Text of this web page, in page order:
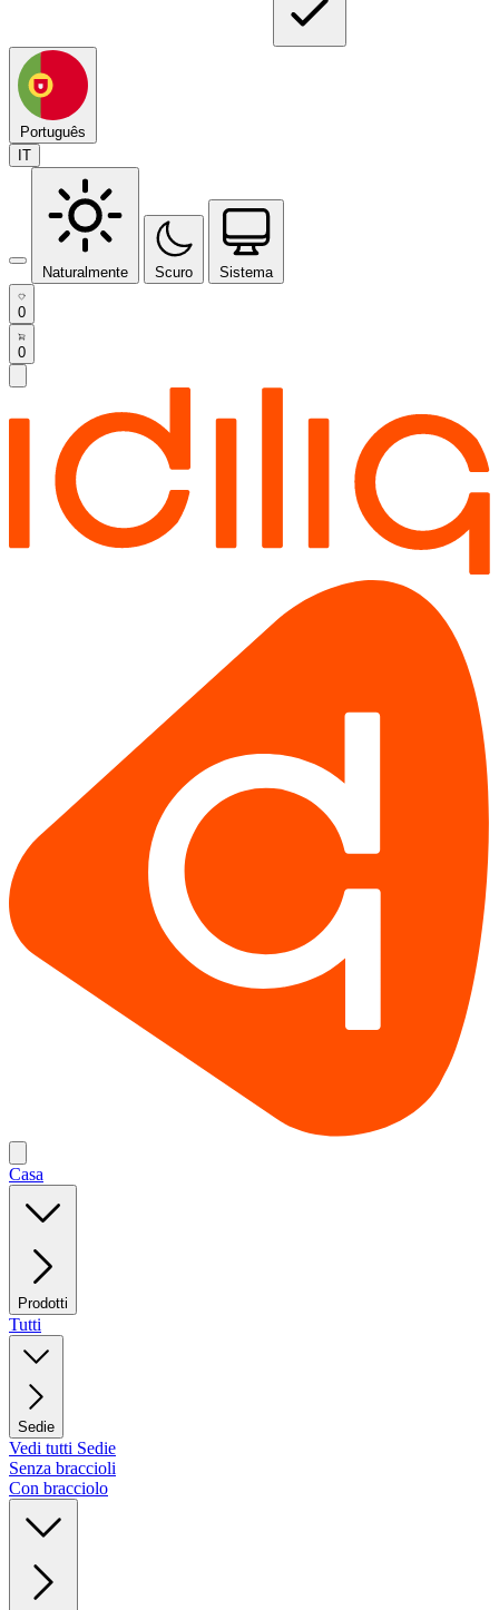
Português
IT
Naturalmente Scuro Sistema
0
0
Casa
Prodotti
Tutti
Sedie
Vedi tutti Sedie
Senza braccioli
Con bracciolo